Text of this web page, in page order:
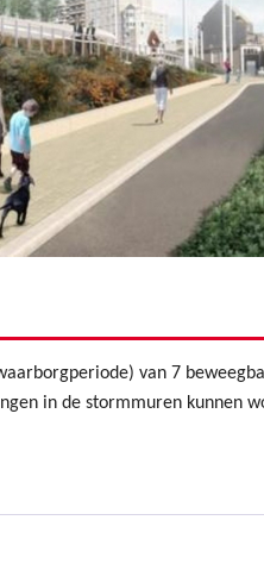
van 7
in de stormmuren kunnen